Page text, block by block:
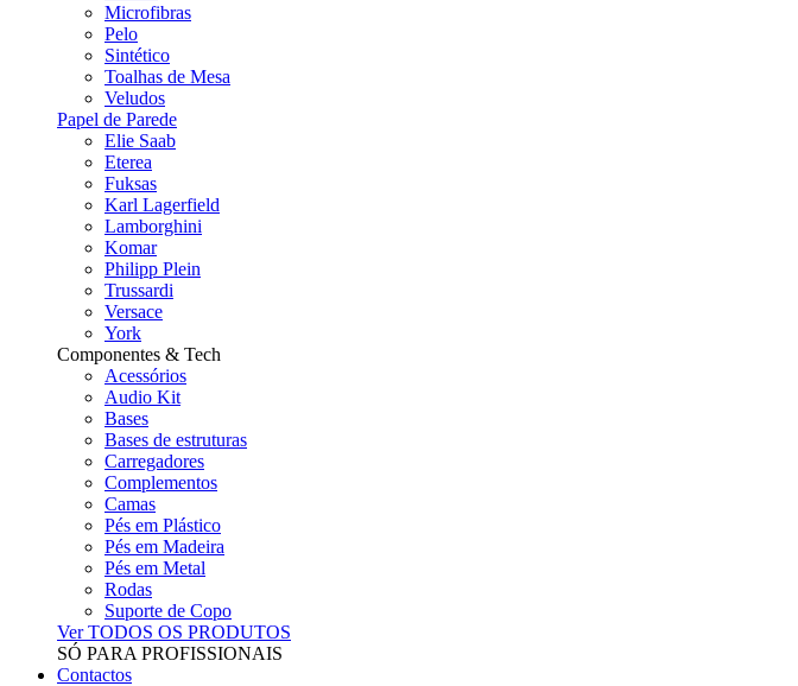
Microfibras
Pelo
Sintético
Toalhas de Mesa
Veludos
Papel de Parede
Elie Saab
Eterea
Fuksas
Karl Lagerfield
Lamborghini
Komar
Philipp Plein
Trussardi
Versace
York
Componentes & Tech
Acessórios
Audio Kit
Bases
Bases de estruturas
Carregadores
Complementos
Camas
Pés em Plástico
Pés em Madeira
Pés em Metal
Rodas
Suporte de Copo
Ver TODOS OS PRODUTOS
SÓ PARA PROFISSIONAIS
Contactos